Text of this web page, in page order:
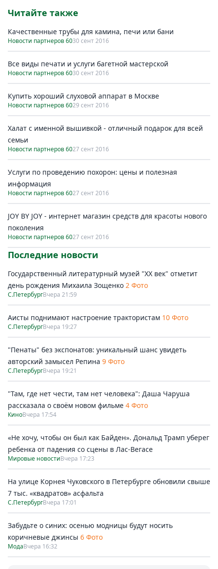
Читайте также
Качественные трубы для камина, печи или бани
Новости партнеров 6030 сент 2016
Все виды печати и услуги багетной мастерской
Новости партнеров 6030 сент 2016
Купить хороший слуховой аппарат в Москве
Новости партнеров 6029 сент 2016
Халат с именной вышивкой - отличный подарок для всей
семьи
Новости партнеров 6027 сент 2016
Услуги по проведению похорон: цены и полезная
информация
Новости партнеров 6027 сент 2016
JOY BY JOY - интернет магазин средств для красоты нового
поколения
Новости партнеров 6027 сент 2016
Последние новости
Государственный литературный музей "ХХ век" отметит
день рождения Михаила Зощенко 2 Фото
С.ПетербургВчера 21:59
Аисты поднимают настроение трактористам 10 Фото
С.ПетербургВчера 19:27
"Пенаты" без экспонатов: уникальный шанс увидеть
авторский замысел Репина 9 Фото
С.ПетербургВчера 19:21
"Там, где нет чести, там нет человека": Даша Чаруша
рассказала о своём новом фильме 4 Фото
КиноВчера 17:54
«Не хочу, чтобы он был как Байден». Дональд Трамп уберег
ребенка от падения со сцены в Лас-Вегасе
Мировые новостиВчера 17:23
На улице Корнея Чуковского в Петербурге обновили свыше
7 тыс. «квадратов» асфальта
С.ПетербургВчера 17:01
Забудьте о синих: осенью модницы будут носить
коричневые джинсы 6 Фото
МодаВчера 16:32